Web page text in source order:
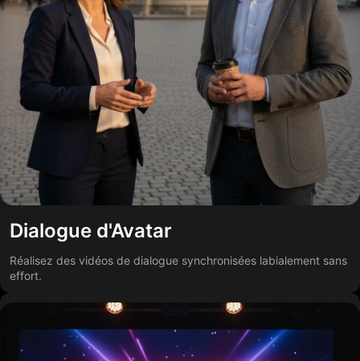
Dialogue d'Avatar
Réalisez des vidéos de dialogue synchronisées labialement sans
effort.